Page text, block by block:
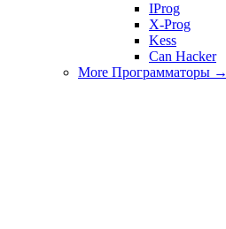
IProg
X-Prog
Kess
Can Hacker
More Программаторы →